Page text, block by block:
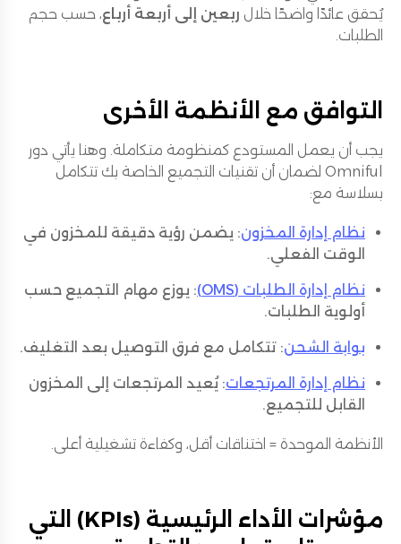
يُحقق عائدًا واضحًا خلال ربعين إلى أربعة أرباع، حسب حجم
الطلبات.
التوافق مع الأنظمة الأخرى
يجب أن يعمل المستودع كمنظومة متكاملة. وهنا يأتي دور
Omniful لضمان أن تقنيات التجميع الخاصة بك تتكامل
بسلاسة مع:
نظام إدارة المخزون: يضمن رؤية دقيقة للمخزون في
الوقت الفعلي.
نظام إدارة الطلبات (OMS)
: يوزع مهام التجميع حسب
أولوية الطلبات.
بوابة الشحن: تتكامل مع فرق التوصيل بعد التغليف.
نظام إدارة المرتجعات: يُعيد المرتجعات إلى المخزون
القابل للتجميع.
الأنظمة الموحدة = اختناقات أقل، وكفاءة تشغيلية أعلى.
مؤشرات الأداء الرئيسية (KPIs) التي